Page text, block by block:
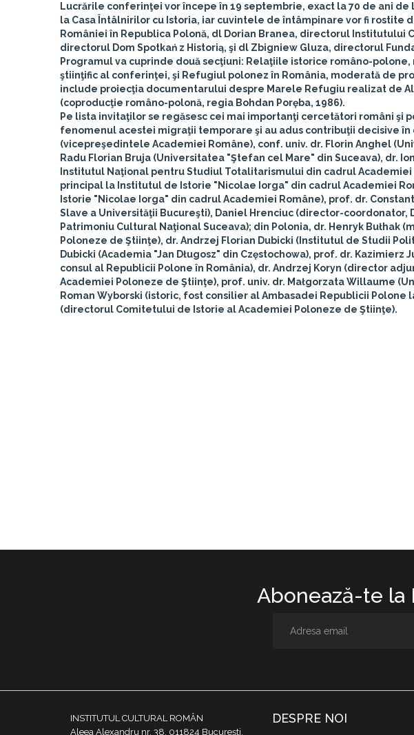
Lucrările conferinţei vor începe în 19 septembrie, exact la 70 de ani
la Casa Întâlnirilor cu Istoria, iar cuvintele de întâmpinare vor fi rostite
României în Republica Polonă, dl Dorian Branea, directorul Institutului
directorul Dom Spotkań z Historią, şi dl Zbigniew Gluza, directorul
Programul va cuprinde două secţiuni: Relaţiile istorice româno-
ştiinţific al conferinţei, şi Refugiul polonez în România, moderată de
include proiecţia documentarului despre Marele Refugiu realizat de
(coproducţie româno-polonă, regia Bohdan Poręba, 1986).
Pe lista invitaţilor se regăsesc cei mai importanţi cercetători români
fenomenul acestei migraţii temporare şi au adus contribuţii decisive în
(vicepreşedintele Academiei Române), conf. univ. dr. Florin Anghel
Radu Florian Bruja (Universitatea "Ştefan cel Mare" din Suceava), dr.
Institutul Naţional pentru Studiul Totalitarismului din cadrul Academiei
principal la Institutul de Istorie "Nicolae Iorga" din cadrul Academiei
Istorie "Nicolae Iorga" din cadrul Academiei Române), prof. dr.
Slave a Universităţii Bucureşti), Daniel Hrenciuc (director-coordonator,
Patrimoniu Cultural Naţional Suceava); din Polonia, dr. Henryk Bułhak
Poloneze de Ştiinţe), dr. Andrzej Florian Dubicki (Institutul de Studii
Dubicki (Academia "Jan Długosz" din Częstochowa), prof. dr. Kazimierz
consul al Republicii Polone în România), dr. Andrzej Koryn (director
Academiei Poloneze de Ştiinţe), prof. univ. dr. Małgorzata Willaume
Roman Wyborski (istoric, fost consilier al Ambasadei Republicii Polone
(directorul Comitetului de Istorie al Academiei Poloneze de Ştiinţe).
Abonează-te
INSTITUTUL CULTURAL ROMÂN
Aleea Alexandru nr. 38, 011824 București,
DESPRE NOI